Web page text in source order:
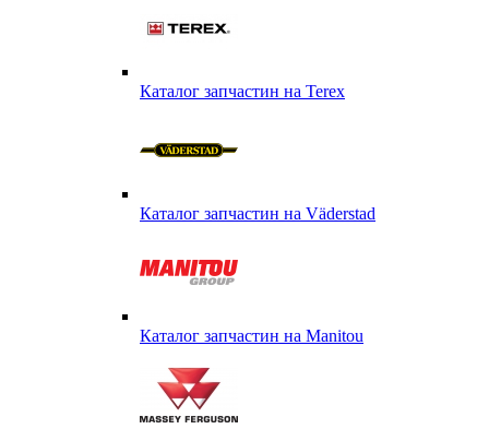
Каталог запчастин на Terex
Каталог запчастин на Väderstad
Каталог запчастин на Маnitou